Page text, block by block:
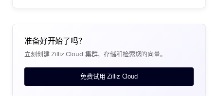
准备好开始了吗？
立刻创建 Zilliz Cloud 集群，存储和检索您的向量。
免费试用 Zilliz Cloud